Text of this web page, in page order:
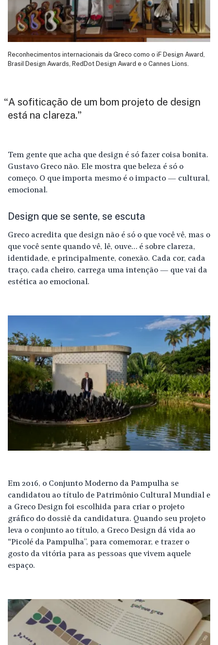
Reconhecimentos internacionais da Greco como o iF Design Award,
Brasil Design Awards, RedDot Design Award e o Cannes Lions.
“A sofiticação de um bom projeto de design
está na clareza.”
Tem gente que acha que design é só fazer coisa bonita.
Gustavo Greco não. Ele mostra que beleza é só o
começo. O que importa mesmo é o impacto — cultural,
emocional.
Design que se sente, se escuta
Greco acredita que design não é só o que você vê, mas o
que você sente quando vê, lê, ouve… é sobre clareza,
identidade, e principalmente, conexão. Cada cor, cada
traço, cada cheiro, carrega uma intenção — que vai da
estética ao emocional.
Em 2016, o Conjunto Moderno da Pampulha se
candidatou ao título de Patrimônio Cultural Mundial e
a Greco Design foi escolhida para criar o projeto
gráfico do dossiê da candidatura. Quando seu projeto
leva o conjunto ao título, a Greco Design dá vida ao
“Picolé da Pampulha”, para comemorar, e trazer o
gosto da vitória para as pessoas que vivem aquele
espaço.